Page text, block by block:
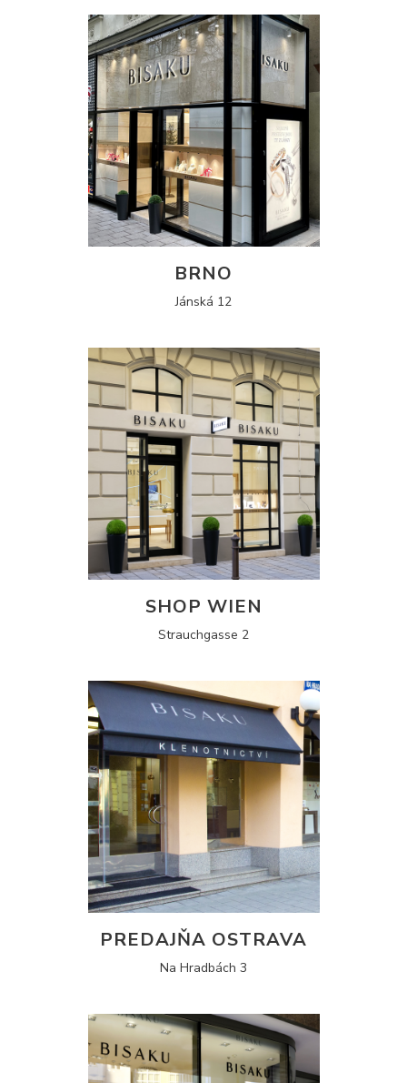
BRNO
Jánská 12
SHOP WIEN
Strauchgasse 2
PREDAJŇA OSTRAVA
Na Hradbách 3